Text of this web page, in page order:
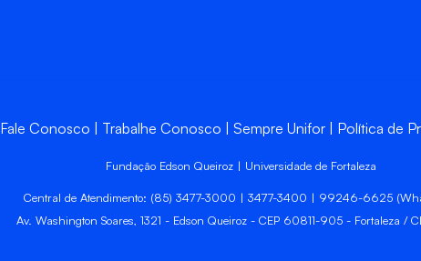
Fale Conosco Trabalhe Conosco Sempre Unifor Política de
Fundação Edson Queiroz | Universidade de Fortaleza
Central de Atendimento: (85) 3477-3000 | 3477-3400 | 99246-6625
Av. Washington Soares, 1321 - Edson Queiroz - CEP 60811-905 - Fortaleza /